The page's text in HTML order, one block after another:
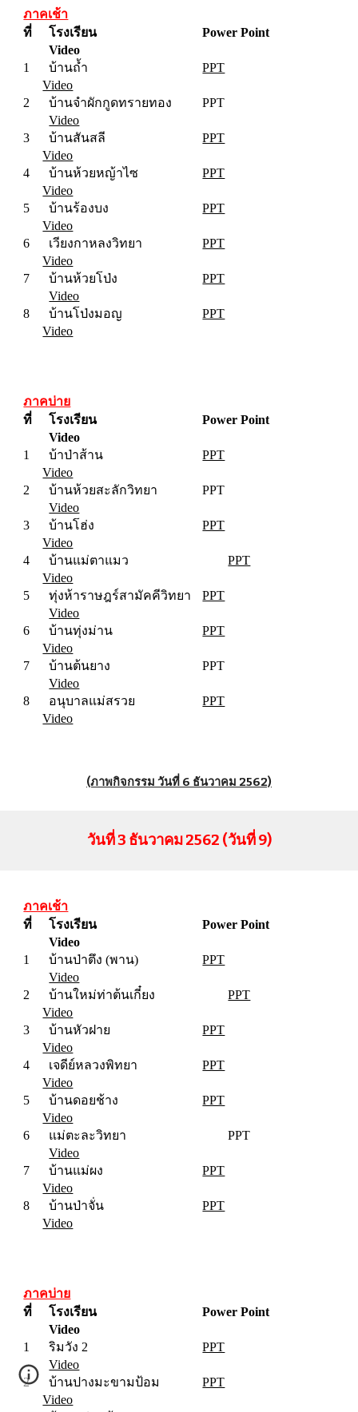
ภาคเช้า
ที่ โรงเรียน
Power Point
Video
1
บ้านถ้ำ
PPT
Video
2
บ้านจำผักกูดทรายทอง
PPT
Video
3
บ้านสันสลี
PPT
Video
4
บ้านห้วยหญ้าไซ
PPT
Video
5
บ้านร้องบง
PPT
Video
6
เวียงกาหลงวิทยา
PPT
Video
7
บ้านห้วยโป่ง
PPT
Video
8
บ้านโป่งมอญ
PPT
Video
ภาคบ่าย
ที่ โรงเรียน
Power Point
Video
1
บ้าป่าส้าน
PPT
Video
2
บ้านห้วยสะลักวิทยา
PPT
Video
3
บ้านโฮ่ง
PPT
Video
4
บ้านแม่ตาแมว
PPT
Video
5
ทุ่งห้าราษฎร์สามัคคีวิทยา
PPT
Video
6
บ้านทุ่งม่าน
PPT
Video
7
บ้านต้นยาง
PPT
Video
8
อนุบาลแม่สรวย
PPT
Video
(ภาพกิจกรรม วันที่ 6 ธันวาคม 2562)
วันที่3 ธันวาคม 2562 (วันที่9)
ภาคเช้า
ที่ โรงเรียน
Power Point
Video
1
บ้านป่าตึง (พาน)
PPT
Video
2
บ้านใหม่ท่าต้นเกี๋ยง
PPT
Video
3
บ้านหัวฝาย
PPT
Video
4
เจดีย์หลวงพิทยา
PPT
Video
5
บ้านดอยช้าง
PPT
Video
6
แม่ตะละวิทยา
PPT
Video
7
บ้านแม่ผง
PPT
Video
8
บ้านป่าจั่น
PPT
Video
ภาคบ่าย
ที่ โรงเรียน
Power Point
Video
1
ริมวัง 2
PPT
Video
2
บ้านปางมะขามป้อม
PPT
Video